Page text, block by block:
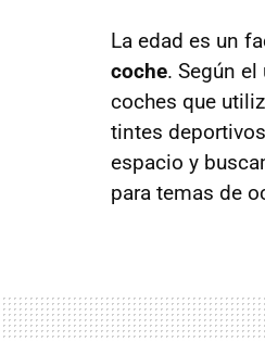
La edad es un
coche. Según
coches que
tintes
espacio y
para temas de